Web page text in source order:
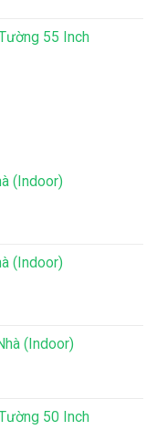
55 Inch
(Indoor)
(Indoor)
(Indoor)
50 Inch